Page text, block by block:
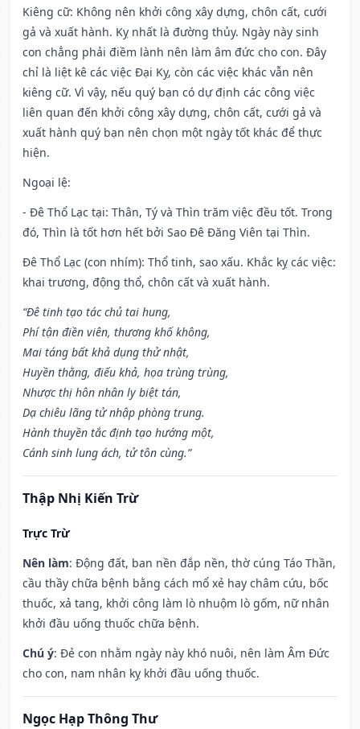
Kiêng cữ: Không nên khởi công xây dựng, chôn cất, cưới
gả và xuất hành. Kỵ nhất là đường thủy. Ngày này sinh
con chẳng phải điềm lành nên làm âm đức cho con. Đây
chỉ là liệt kê các việc Đại Kỵ, còn các việc khác vẫn nên
kiêng cữ. Vì vậy, nếu quý bạn có dự định các công việc
liên quan đến khởi công xây dựng, chôn cất, cưới gả và
xuất hành quý bạn nên chọn một ngày tốt khác để thực
hiện.
Ngoại lệ:
- Đê Thổ Lạc tại: Thân, Tý và Thìn trăm việc đều tốt. Trong
đó, Thìn là tốt hơn hết bởi Sao Đê Đăng Viên tại Thìn.
Đê Thổ Lạc (con nhím): Thổ tinh, sao xấu. Khắc kỵ các việc:
khai trương, động thổ, chôn cất và xuất hành.
“Đê tinh tạo tác chủ tai hung,
Phí tận điền viên, thương khố không,
Mai táng bất khả dụng thử nhật,
Huyền thằng, điếu khả, họa trùng trùng,
Nhược thị hôn nhân ly biệt tán,
Dạ chiêu lãng tử nhập phòng trung.
Hành thuyền tắc định tạo hướng một,
Cánh sinh lung ách, tử tôn cùng.”
Thập Nhị Kiến Trừ
Trực Trừ
Nên làm: Động đất, ban nền đắp nền, thờ cúng Táo Thần,
cầu thầy chữa bệnh bằng cách mổ xẻ hay châm cứu, bốc
thuốc, xả tang, khởi công làm lò nhuộm lò gốm, nữ nhân
khởi đầu uống thuốc chữa bệnh.
Chú ý: Đẻ con nhằm ngày này khó nuôi, nên làm Âm Đức
cho con, nam nhân kỵ khởi đầu uống thuốc.
Ngọc Hạp Thông Thư